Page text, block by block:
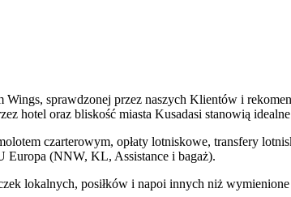
Wings, sprawdzonej przez naszych Klientów i
hotel oraz bliskość miasta Kusadasi stanowią
czarterowym, opłaty lotniskowe, transfery
Europa (NNW, KL, Assistance i bagaż).
lokalnych, posiłków i napoi innych niż